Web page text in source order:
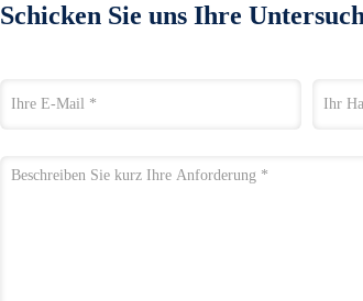
Schicken Sie uns Ihre